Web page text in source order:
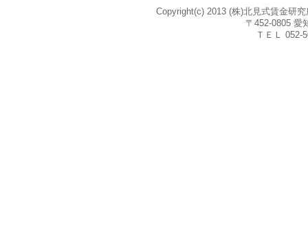
Copyright(c) 2013 (株)北見式賃金研
〒452-0805 愛
ＴＥＬ 052-